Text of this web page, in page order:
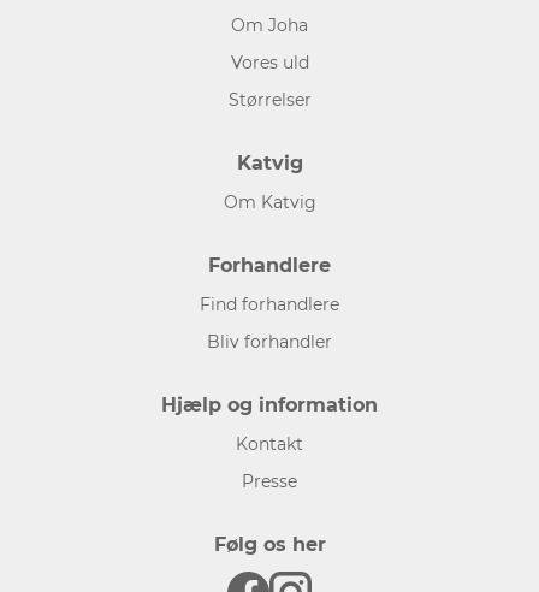
Om Joha
Vores uld
Størrelser
Katvig
Om Katvig
Forhandlere
Find forhandlere
Bliv forhandler
Hjælp og information
Kontakt
Presse
Følg os her